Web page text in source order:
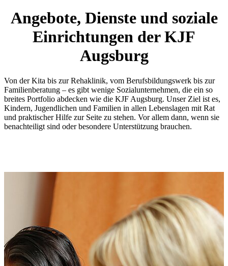
Angebote, Dienste und soziale
Einrichtungen der KJF
Augsburg
Von der Kita bis zur Rehaklinik, vom Berufsbildungswerk bis zur
Familienberatung – es gibt wenige Sozialunternehmen, die ein so
breites Portfolio abdecken wie die KJF Augsburg. Unser Ziel ist es,
Kindern, Jugendlichen und Familien in allen Lebenslagen mit Rat
und praktischer Hilfe zur Seite zu stehen. Vor allem dann, wenn sie
benachteiligt sind oder besondere Unterstützung brauchen.